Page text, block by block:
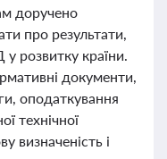
доручено
про результати,
розвитку країни.
документи,
оподаткування
технічної
визначеність і